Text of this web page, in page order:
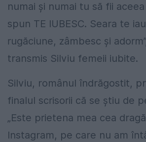
numai și numai tu să fii
spun TE IUBESC. Seara te
rugăciune, zâmbesc și
transmis Silviu femeii iubite.
Silviu, românul îndrăgostit,
finalul scrisorii că se știu de
„Este prietena mea cea
Instagram, pe care nu am